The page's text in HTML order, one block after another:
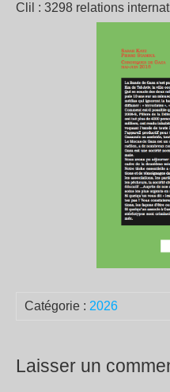
Clil : 3298 relations
Catégorie : 2026
Laisser un